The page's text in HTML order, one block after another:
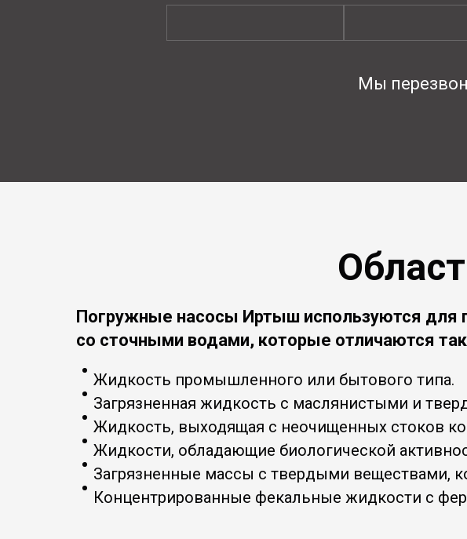
Мы
Погружные насосы Иртыш используются для
со сточными водами, которые отличаются
Жидкость промышленного или бытового типа.
Загрязненная жидкость с маслянистыми и
Жидкость, выходящая с неочищенных стоков
Жидкости, обладающие биологической
Загрязненные массы с твердыми веществами,
Концентрированные фекальные жидкости с